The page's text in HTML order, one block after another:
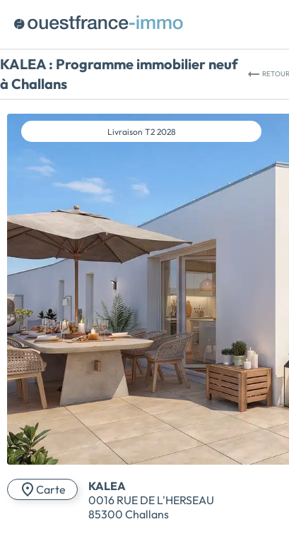
KALEA : Programme immobilier neuf
à Challans
RETOUR
Livraison T2 2028
Carte
KALEA
0016 RUE DE L'HERSEAU
85300 Challans